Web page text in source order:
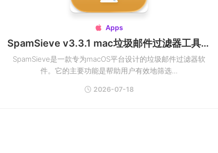
 Apps
SpamSieve v3.3.1 mac垃圾邮件过滤器工具破解版
SpamSieve是一款专为macOS平台设计的垃圾邮件过滤器软
件。它的主要功能是帮助用户有效地筛选...
2026-07-18